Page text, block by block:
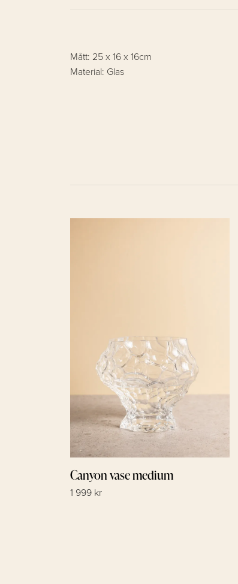
Mått: 25 x 16 x 16cm
Material: Glas
Canyon vase medium
1 999 kr